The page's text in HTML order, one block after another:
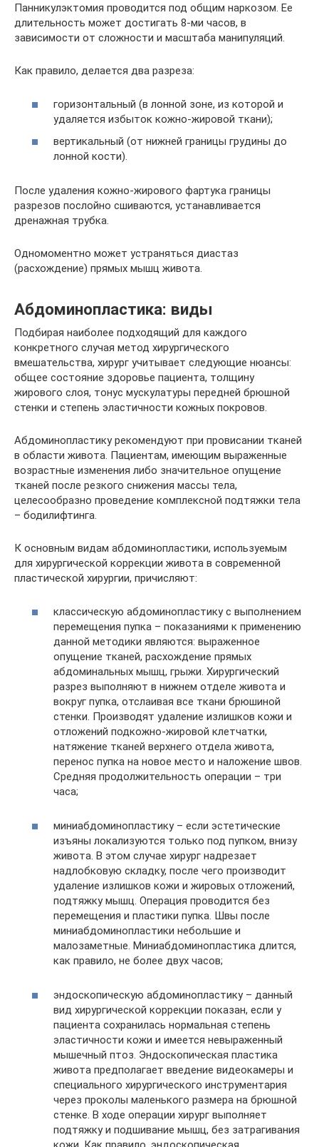
Панникулэктомия проводится под общим наркозом. Ее
длительность может достигать 8-ми часов, в
зависимости от сложности и масштаба манипуляций.
Как правило, делается два разреза:
горизонтальный (в лонной зоне, из которой и
удаляется избыток кожно-жировой ткани);
вертикальный (от нижней границы грудины до
лонной кости).
После удаления кожно-жирового фартука границы
разрезов послойно сшиваются, устанавливается
дренажная трубка.
Одномоментно может устраняться диастаз
(расхождение) прямых мышц живота.
Абдоминопластика: виды
Подбирая наиболее подходящий для каждого
конкретного случая метод хирургического
вмешательства, хирург учитывает следующие нюансы:
общее состояние здоровье пациента, толщину
жирового слоя, тонус мускулатуры передней брюшной
стенки и степень эластичности кожных покровов.
Абдоминопластику рекомендуют при провисании тканей
в области живота. Пациентам, имеющим выраженные
возрастные изменения либо значительное опущение
тканей после резкого снижения массы тела,
целесообразно проведение комплексной подтяжки тела
– бодилифтинга.
К основным видам абдоминопластики, используемым
для хирургической коррекции живота в современной
пластической хирургии, причисляют:
классическую абдоминопластику с выполнением
перемещения пупка – показаниями к применению
данной методики являются: выраженное
опущение тканей, расхождение прямых
абдоминальных мышц, грыжи. Хирургический
разрез выполняют в нижнем отделе живота и
вокруг пупка, отслаивая все ткани брюшиной
стенки. Производят удаление излишков кожи и
отложений подкожно-жировой клетчатки,
натяжение тканей верхнего отдела живота,
перенос пупка на новое место и наложение швов.
Средняя продолжительность операции – три
часа;
миниабдоминопластику – если эстетические
изъяны локализуются только под пупком, внизу
живота. В этом случае хирург надрезает
надлобковую складку, после чего производит
удаление излишков кожи и жировых отложений,
подтяжку мышц. Операция проводится без
перемещения и пластики пупка. Швы после
миниабдоминопластики небольшие и
малозаметные. Миниабдоминопластика длится,
как правило, не более двух часов;
эндоскопическую абдоминопластику – данный
вид хирургической коррекции показан, если у
пациента сохранилась нормальная степень
эластичности кожи и имеется невыраженный
мышечный птоз. Эндоскопическая пластика
живота предполагает введение видеокамеры и
специального хирургического инструментария
через проколы маленького размера на брюшной
стенке. В ходе операции хирург выполняет
подтяжку и подшивание мышц, без затрагивания